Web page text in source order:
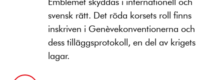
svensk rätt. Det röda korsets roll finns
inskriven i Genèvekonventionerna och
dess tilläggsprotokoll, en del av krigets
lagar.